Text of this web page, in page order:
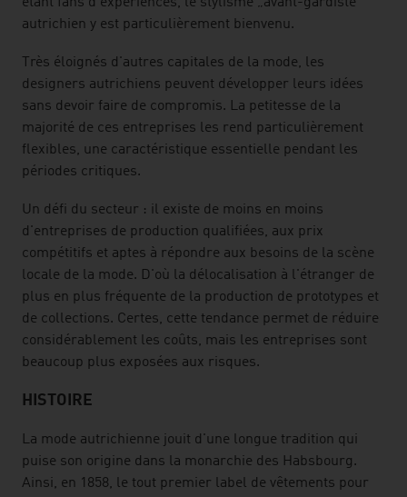
autrichien y est particulièrement bienvenu.
Très éloignés d'autres capitales de la mode, les
designers autrichiens peuvent développer leurs idées
sans devoir faire de compromis. La petitesse de la
majorité de ces entreprises les rend particulièrement
flexibles, une caractéristique essentielle pendant les
périodes critiques.
Un défi du secteur : il existe de moins en moins
d'entreprises de production qualifiées, aux prix
compétitifs et aptes à répondre aux besoins de la scène
locale de la mode. D'où la délocalisation à l'étranger de
plus en plus fréquente de la production de prototypes et
de collections. Certes, cette tendance permet de réduire
considérablement les coûts, mais les entreprises sont
beaucoup plus exposées aux risques.
HISTOIRE
La mode autrichienne jouit d'une longue tradition qui
puise son origine dans la monarchie des Habsbourg.
Ainsi, en 1858, le tout premier label de vêtements pour